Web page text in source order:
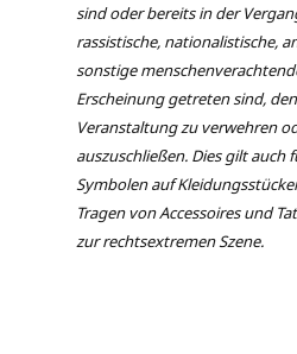
sind oder bereits in der
rassistische, nationalistische,
sonstige
Erscheinung getreten sind,
Veranstaltung zu verwehren
auszuschließen. Dies gilt auch
Symbolen auf
Tragen von Accessoires und
zur rechtsextremen Szene.